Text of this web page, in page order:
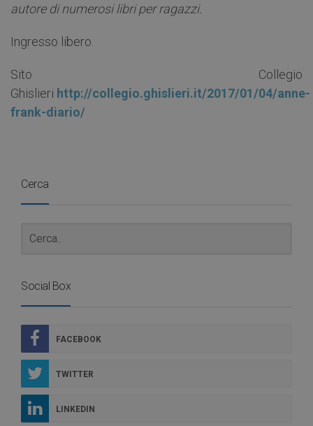
autore di numerosi libri per ragazzi.
Ingresso libero.
Sito Collegio
Ghislieri http://collegio.ghislieri.it/2017/01/04/anne-
frank-diario/
Cerca
Social Box
FACEBOOK
TWITTER
LINKEDIN